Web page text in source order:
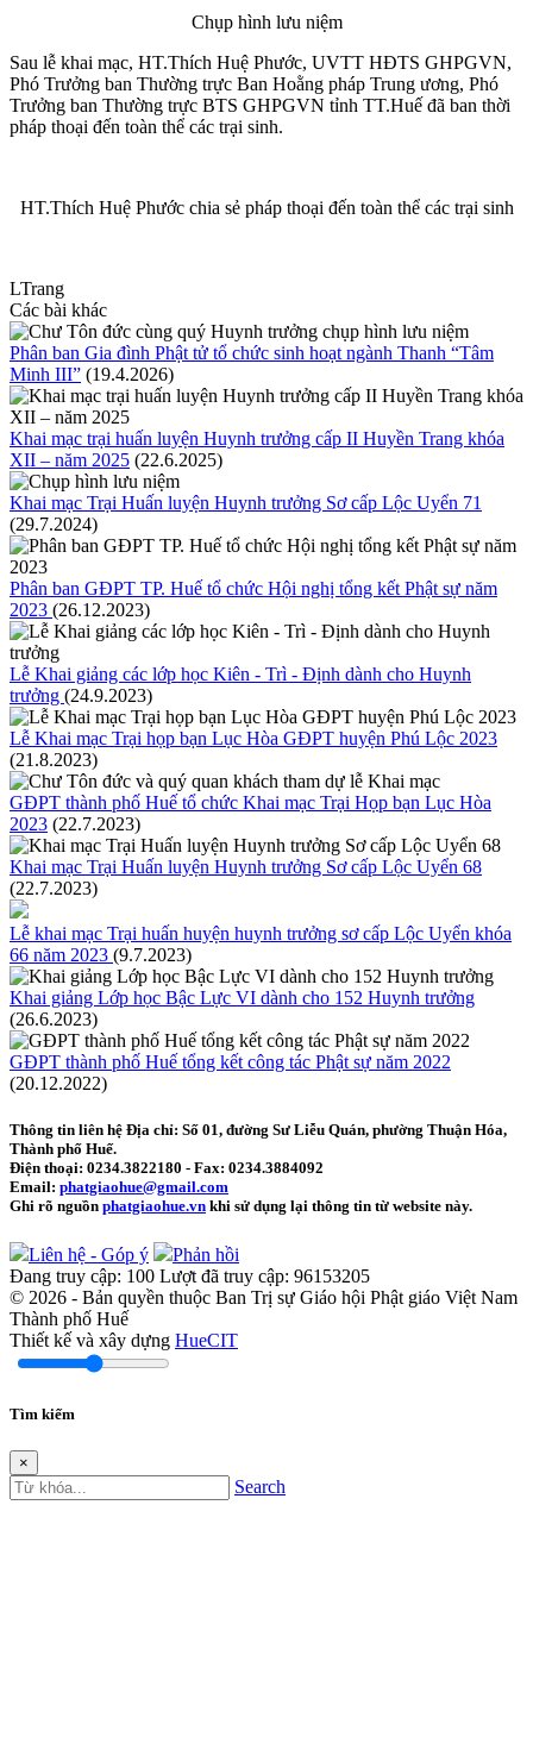
Chụp hình lưu niệm
Sau lễ khai mạc, HT.Thích Huệ Phước, UVTT HĐTS GHPGVN,
Phó Trưởng ban Thường trực Ban Hoằng pháp Trung ương, Phó
Trưởng ban Thường trực BTS GHPGVN tỉnh TT.Huế đã ban thời
pháp thoại đến toàn thể các trại sinh.
HT.Thích Huệ Phước chia sẻ pháp thoại đến toàn thể các trại sinh
LTrang
Các bài khác
Phân ban Gia đình Phật tử tổ chức sinh hoạt ngành Thanh “Tâm
Minh III” (19.4.2026)
Khai mạc trại huấn luyện Huynh trưởng cấp II Huyền Trang khóa
XII – năm 2025 (22.6.2025)
Khai mạc Trại Huấn luyện Huynh trưởng Sơ cấp Lộc Uyển 71
(29.7.2024)
Phân ban GĐPT TP. Huế tổ chức Hội nghị tổng kết Phật sự năm
2023 (26.12.2023)
Lễ Khai giảng các lớp học Kiên - Trì - Định dành cho Huynh
trưởng (24.9.2023)
Lễ Khai mạc Trại họp bạn Lục Hòa GĐPT huyện Phú Lộc 2023
(21.8.2023)
GĐPT thành phố Huế tổ chức Khai mạc Trại Họp bạn Lục Hòa
2023 (22.7.2023)
Khai mạc Trại Huấn luyện Huynh trưởng Sơ cấp Lộc Uyển 68
(22.7.2023)
Lễ khai mạc Trại huấn huyện huynh trưởng sơ cấp Lộc Uyển khóa
66 năm 2023 (9.7.2023)
Khai giảng Lớp học Bậc Lực VI dành cho 152 Huynh trưởng
(26.6.2023)
GĐPT thành phố Huế tổng kết công tác Phật sự năm 2022
(20.12.2022)
Thông tin liên hệ Địa chỉ: Số 01, đường Sư Liễu Quán, phường Thuận Hóa,
Thành phố Huế.
Điện thoại: 0234.3822180 - Fax: 0234.3884092
Email: phatgiaohue@gmail.com
Ghi rõ nguồn phatgiaohue.vn khi sử dụng lại thông tin từ website này.
Liên hệ - Góp ý
Phản hồi
Đang truy cập: 100 Lượt đã truy cập: 96153205
© 2026 - Bản quyền thuộc Ban Trị sự Giáo hội Phật giáo Việt Nam
Thành phố Huế
Thiết kế và xây dựng HueCIT
Tìm kiếm
×
Search